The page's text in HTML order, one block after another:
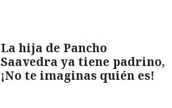
La hija de Pancho
Saavedra ya tiene padrino,
¡No te imaginas quién es!